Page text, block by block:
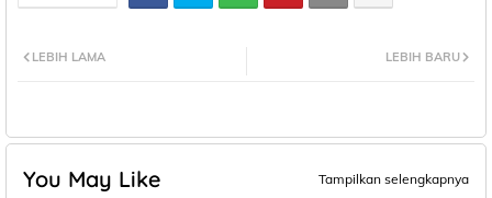
LEBIH BARU
LEBIH LAMA
You May Like Tampilkan selengkapnya